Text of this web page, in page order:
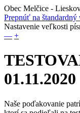
Obec Melčice -
Prepnúť na štandardný
Nastavenie veľkosti
— +
01.11.2020
Naše poďakovanie